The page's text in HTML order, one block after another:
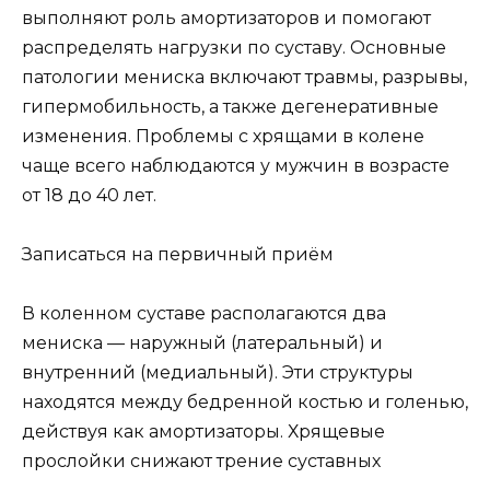
выполняют роль амортизаторов и помогают
распределять нагрузки по суставу. Основные
патологии мениска включают травмы, разрывы,
гипермобильность, а также дегенеративные
изменения. Проблемы с хрящами в колене
чаще всего наблюдаются у мужчин в возрасте
от 18 до 40 лет.
Записаться на первичный приём
В коленном суставе располагаются два
мениска — наружный (латеральный) и
внутренний (медиальный). Эти структуры
находятся между бедренной костью и голенью,
действуя как амортизаторы. Хрящевые
прослойки снижают трение суставных